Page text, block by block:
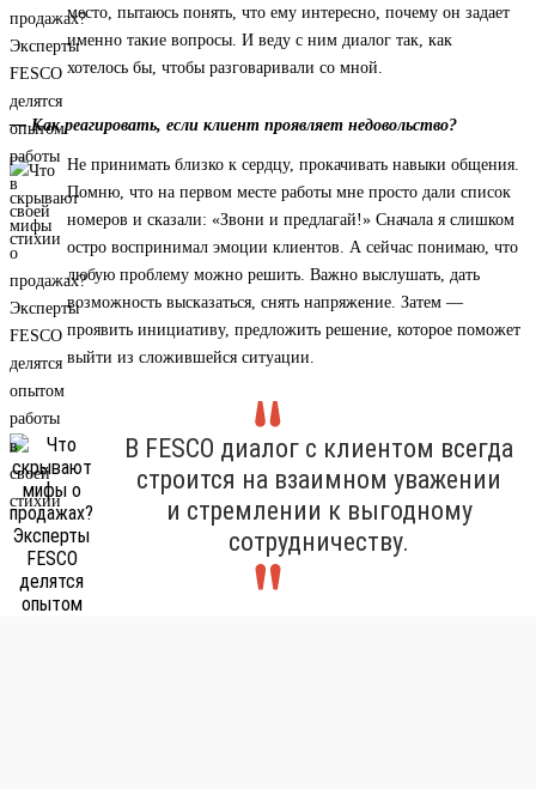
место, пытаюсь понять, что ему интересно, почему он задает
именно такие вопросы. И веду с ним диалог так, как
хотелось бы, чтобы разговаривали со мной.
— Как реагировать, если клиент проявляет недовольство?
Не принимать близко к сердцу, прокачивать навыки общения.
Помню, что на первом месте работы мне просто дали список
номеров и сказали: «Звони и предлагай!» Сначала я слишком
остро воспринимал эмоции клиентов. А сейчас понимаю, что
любую проблему можно решить. Важно выслушать, дать
возможность высказаться, снять напряжение. Затем —
проявить инициативу, предложить решение, которое поможет
выйти из сложившейся ситуации.
В FESCO диалог с клиентом всегда
строится на взаимном уважении
и стремлении к выгодному
сотрудничеству.